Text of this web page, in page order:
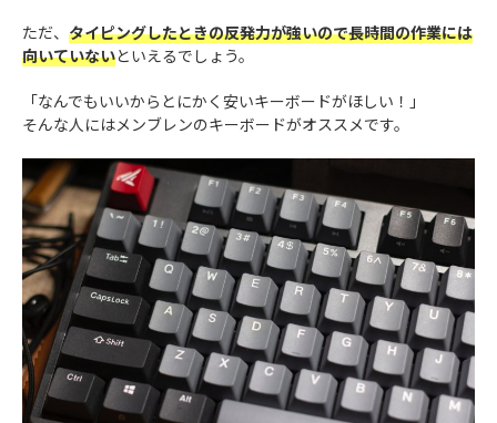
ただ、 タイピングしたときの反発力が強いので長時間の作業には
向いていないといえるでしょう。
「なんでもいいからとにかく安いキーボードがほしい！」
そんな人にはメンブレンのキーボードがオススメです。